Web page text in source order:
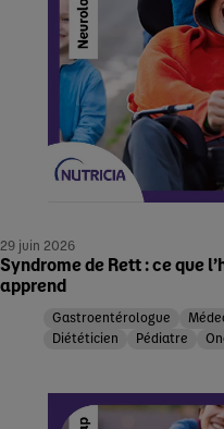
29 juin 2026
Syndrome de Rett : ce que
apprend
Gastroentérologue
Diététicien
Pédiatre